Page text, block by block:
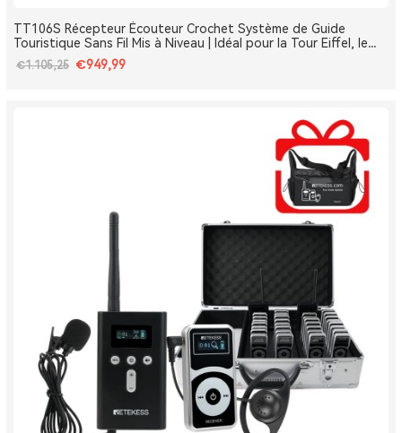
TT106S Récepteur Écouteur Crochet Système de Guide
Touristique Sans Fil Mis à Niveau | Idéal pour la Tour Eiffel, le
Louvre et les Monuments de France
€1.105,25 €949,99